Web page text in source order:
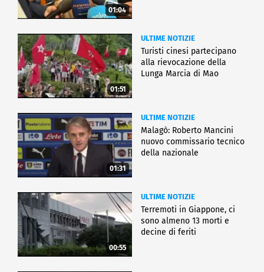
01:04
01:51
ULTIME NOTIZIE
Turisti cinesi partecipano
alla rievocazione della
Lunga Marcia di Mao
01:31
ULTIME NOTIZIE
Malagò: Roberto Mancini
nuovo commissario tecnico
della nazionale
00:55
ULTIME NOTIZIE
Terremoti in Giappone, ci
sono almeno 13 morti e
decine di feriti